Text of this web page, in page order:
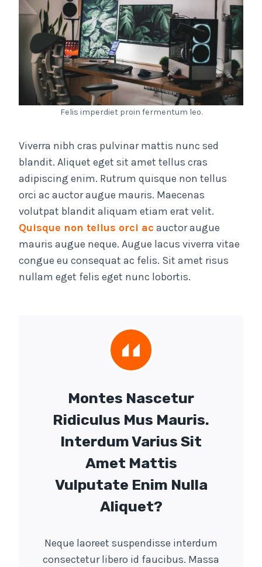
Felis imperdiet proin fermentum leo.
Viverra nibh cras pulvinar mattis nunc sed
blandit. Aliquet eget sit amet tellus cras
adipiscing enim. Rutrum quisque non tellus
orci ac auctor augue mauris. Maecenas
volutpat blandit aliquam etiam erat velit.
Quisque non tellus orci ac auctor augue
mauris augue neque. Augue lacus viverra vitae
congue eu consequat ac felis. Sit amet risus
nullam eget felis eget nunc lobortis.
Montes Nascetur
Ridiculus Mus Mauris.
Interdum Varius Sit
Amet Mattis
Vulputate Enim Nulla
Aliquet?
Neque laoreet suspendisse interdum
consectetur libero id faucibus. Massa